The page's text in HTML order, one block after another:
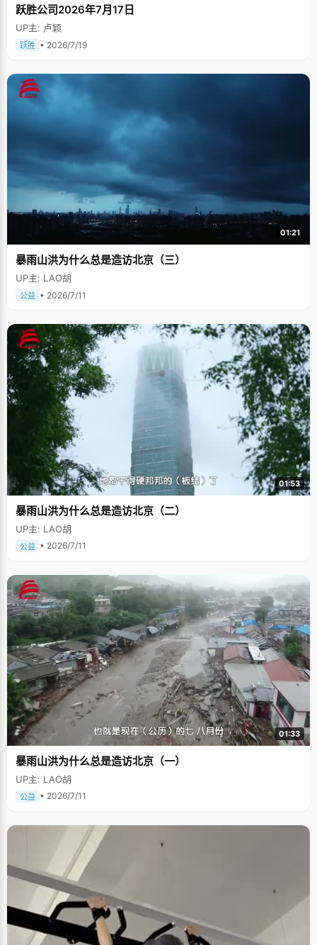
跃胜公司2026年7月17日
UP主: 卢颖
跃胜 • 2026/7/19
01:21
暴雨山洪为什么总是造访北京（三）
UP主: LAO胡
公益 • 2026/7/11
01:53
暴雨山洪为什么总是造访北京（二）
UP主: LAO胡
公益 • 2026/7/11
01:33
暴雨山洪为什么总是造访北京（一）
UP主: LAO胡
公益 • 2026/7/11